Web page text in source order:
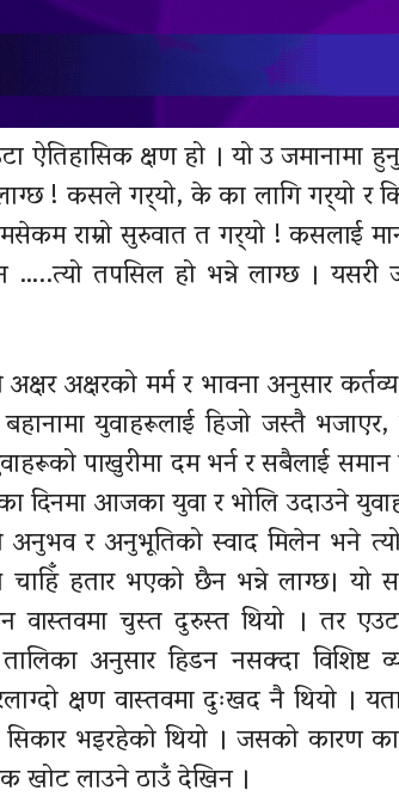
क्षण हो । यो उ जमानामा
! कसले गर्‍यो, के का लागि गर्‍यो र
राम्रो सुरुवात त गर्‍यो ! कसलाई
तपसिल हो भन्ने लाग्छ । यसरी
अक्षरको मर्म र भावना अनुसार
युवाहरूलाई हिजो जस्तै
पाखुरीमा दम भर्न र सबैलाई समान
दिनमा आजका युवा र भोलि उदाउने
अनुभव र अनुभूतिको स्वाद मिलेन भने
हतार भएको छैन भन्ने लाग्छ। यो
वास्तवमा चुस्त दुरुस्त थियो । तर
अनुसार हिडन नसक्दा विशिष्ट
क्षण वास्तवमा दुःखद नै थियो ।
भइरहेको थियो । जसको कारण
खोट लाउने ठाउँ देखिन ।